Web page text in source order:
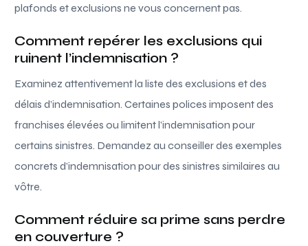
plafonds et exclusions ne vous concernent pas.
Comment repérer les exclusions qui
ruinent l’indemnisation ?
Examinez attentivement la liste des exclusions et des
délais d’indemnisation. Certaines polices imposent des
franchises élevées ou limitent l’indemnisation pour
certains sinistres. Demandez au conseiller des exemples
concrets d’indemnisation pour des sinistres similaires au
vôtre.
Comment réduire sa prime sans perdre
en couverture ?